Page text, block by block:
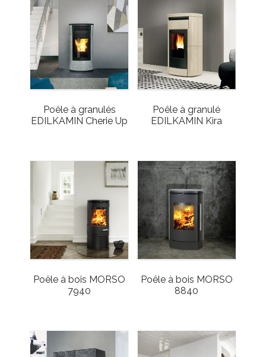
Poêle à granulés
EDILKAMIN Cherie Up
Poêle à granulé
EDILKAMIN Kira
Poêle à bois MORSO
7940
Poêle à bois MORSO
8840